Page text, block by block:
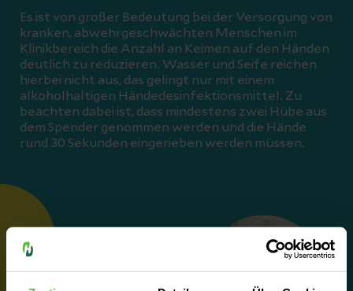
Es ist von großer Bedeutung bei der Versorgung von
kranken, abwehrgeschwächten Menschen im
Klinikbereich die Anzahl an Keimen auf den Händen
deutlich zu reduzieren. Wasser und Seife reichen
hierbei nicht aus, das gelingt nur mit einem
alkoholhaltigen Händedesinfektionsmittel. Zu
beachten dabei ist, dass mindestens zwei Hübe aus
dem Spender genommen werden und die Hände
rund 30 Sekunden eingerieben werden müssen.